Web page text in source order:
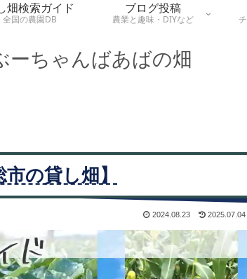
ーちゃんばあばの畑
畑検索ガイド
全国の農園DB
ブログ投稿
農業と趣味・DIYなど
の貸し畑】
2024.08.23 2025.07.04